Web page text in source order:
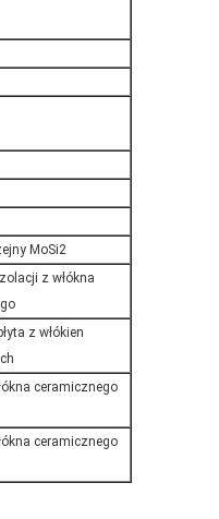
MoSi2
z włókna
z włókien
ceramicznego
ceramicznego